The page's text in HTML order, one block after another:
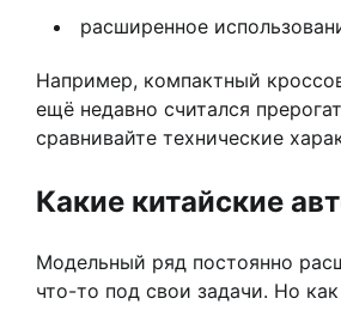
расширенное
Например, компактный
ещё недавно считался
сравнивайте технические
Какие китайские
Модельный ряд постоянно
что-то под свои задачи. Но